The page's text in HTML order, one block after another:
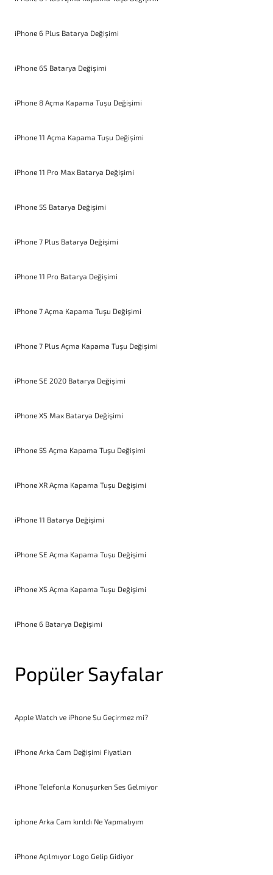
iPhone 6 Plus Batarya Değişimi
iPhone 6S Batarya Değişimi
iPhone 8 Açma Kapama Tuşu Değişimi
iPhone 11 Açma Kapama Tuşu Değişimi
iPhone 11 Pro Max Batarya Değişimi
iPhone 5S Batarya Değişimi
iPhone 7 Plus Batarya Değişimi
iPhone 11 Pro Batarya Değişimi
iPhone 7 Açma Kapama Tuşu Değişimi
iPhone 7 Plus Açma Kapama Tuşu Değişimi
iPhone SE 2020 Batarya Değişimi
iPhone XS Max Batarya Değişimi
iPhone 5S Açma Kapama Tuşu Değişimi
iPhone XR Açma Kapama Tuşu Değişimi
iPhone 11 Batarya Değişimi
iPhone SE Açma Kapama Tuşu Değişimi
iPhone XS Açma Kapama Tuşu Değişimi
iPhone 6 Batarya Değişimi
Popüler Sayfalar
Apple Watch ve iPhone Su Geçirmez mi?
iPhone Arka Cam Değişimi Fiyatları
iPhone Telefonla Konuşurken Ses Gelmiyor
iphone Arka Cam kırıldı Ne Yapmalıyım
iPhone Açılmıyor Logo Gelip Gidiyor